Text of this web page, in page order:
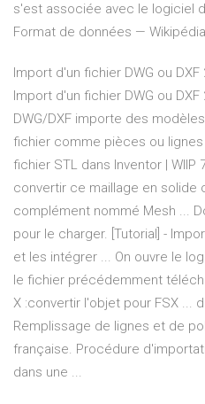
s'est associée avec le logiciel
Format de données — Wikipédia
Import d'un fichier DWG ou DXF
Import d'un fichier DWG ou
DWG/DXF importe des
fichier comme pièces ou
fichier STL dans Inventor | WIIP
convertir ce maillage en solide
complément nommé Mesh ...
pour le charger. [Tutorial] -
et les intégrer ... On ouvre le
le fichier précédemment
X :convertir l'objet pour FSX ...
Remplissage de lignes et de
française. Procédure
dans une ...